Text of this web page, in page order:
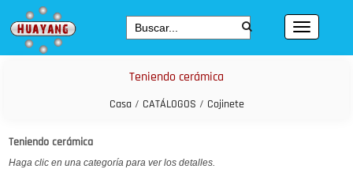
Teniendo cerámica
Casa/ CATÁLOGOS / Cojinete
Teniendo cerámica
Haga clic en una categoría para ver los detalles.